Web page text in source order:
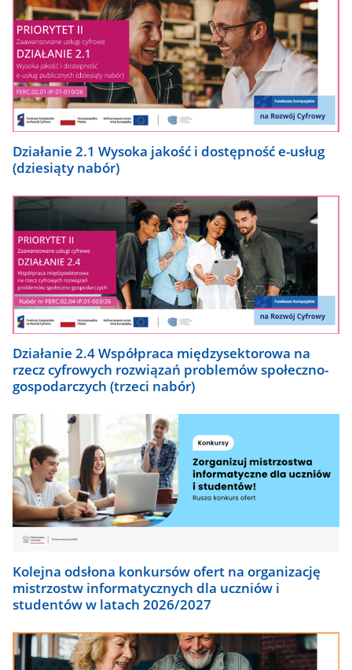
Działanie 2.1 Wysoka jakość i dostępność e-usług
(dziesiąty nabór)
Działanie 2.4 Współpraca międzysektorowa na
rzecz cyfrowych rozwiązań problemów społeczno-
gospodarczych (trzeci nabór)
Kolejna odsłona konkursów ofert na organizację
mistrzostw informatycznych dla uczniów i
studentów w latach 2026/2027